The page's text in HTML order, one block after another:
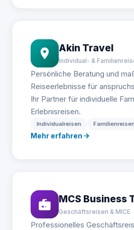
Akin Travel
Individual- &
Persönliche Beratung und
Reiseerlebnisse für
Ihr Partner für individuelle
Erlebnisreisen.
Individualreisen Familienreisen
Mehr erfahren
MCS Business
Geschäftsreisen & MICE
Professionelles